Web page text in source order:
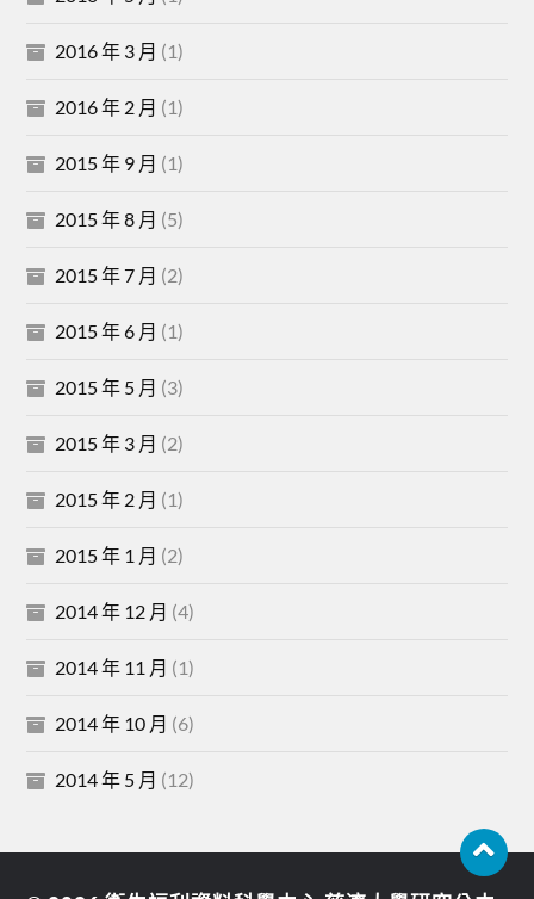
2016 年 3 月 (1)
2016 年 2 月 (1)
2015 年 9 月 (1)
2015 年 8 月 (5)
2015 年 7 月 (2)
2015 年 6 月 (1)
2015 年 5 月 (3)
2015 年 3 月 (2)
2015 年 2 月 (1)
2015 年 1 月 (2)
2014 年 12 月 (4)
2014 年 11 月 (1)
2014 年 10 月 (6)
2014 年 5 月 (12)